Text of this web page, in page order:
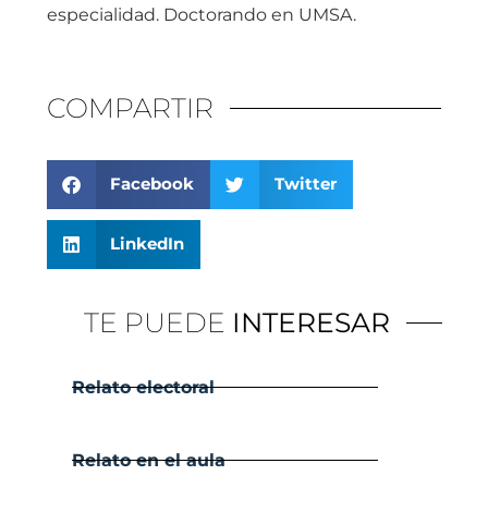
especialidad. Doctorando en UMSA.
COMPARTIR
Facebook Twitter
LinkedIn
TE PUEDE INTERESAR
Relato electoral
Relato en el aula